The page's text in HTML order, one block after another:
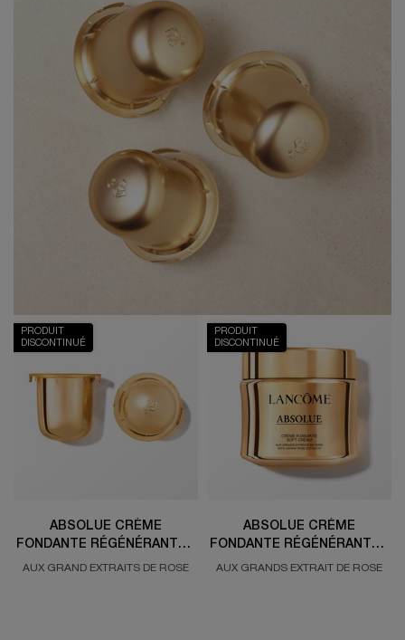
PRODUIT
DISCONTINUÉ
ABSOLUE CRÈME
FONDANTE RÉGÉNÉRANTE -
L'ORIGINALE
AUX GRAND EXTRAITS DE ROSE
PRODUIT
DISCONTINUÉ
ABSOLUE CRÈME
FONDANTE RÉGÉNÉRANTE -
L'ORIGINALE
AUX GRANDS EXTRAIT DE ROSE